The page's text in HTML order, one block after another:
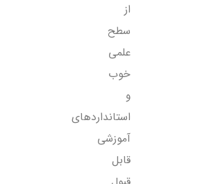
از
سطح
علمی
خوب
و
استانداردهای
آموزشی
قابل